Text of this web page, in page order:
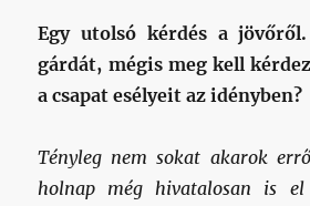
Egy utolsó kérdés a
gárdát, mégis meg kell
a csapat esélyeit az idényben?
Tényleg nem sokat akarok
holnap még hivatalosan is